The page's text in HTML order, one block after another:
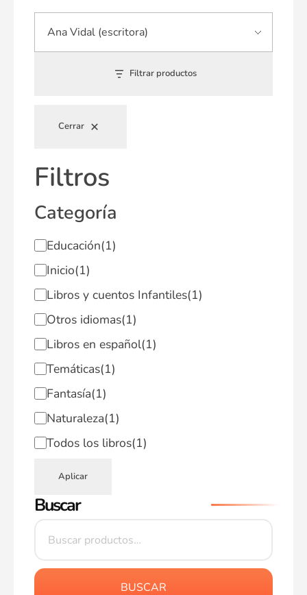
Filtrar productos
Cerrar
Filtros
Categoría
Educación(1)
Inicio(1)
Libros y cuentos Infantiles(1)
Otros idiomas(1)
Libros en español(1)
Temáticas(1)
Fantasía(1)
Naturaleza(1)
Todos los libros(1)
Aplicar
Buscar
BUSCAR